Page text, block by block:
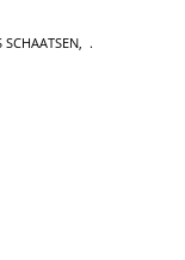
SCHAATSEN